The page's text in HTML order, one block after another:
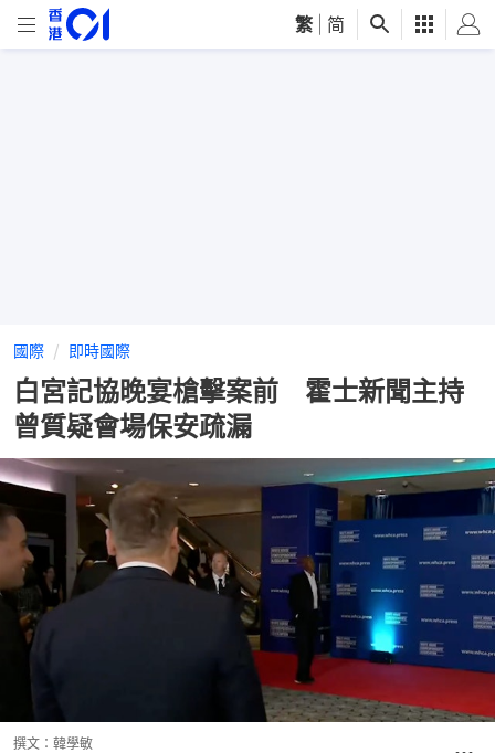
繁 简
國際 即時國際
白宮記協晚宴槍擊案前 霍士新聞主持
曾質疑會場保安疏漏
撰文： 韓學敏